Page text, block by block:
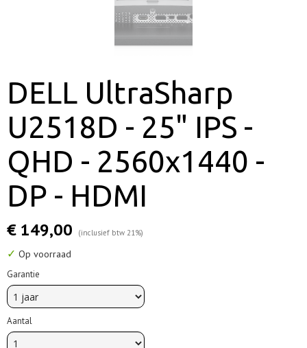
DELL UltraSharp
U2518D - 25" IPS -
QHD - 2560x1440 -
DP - HDMI
€ 149,00 (inclusief btw 21%)
✓ Op voorraad
Garantie
Aantal